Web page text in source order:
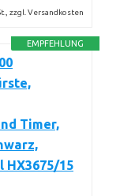
zzgl. Versandkosten
EMPFEHLUNG
Timer,
HX3675/15